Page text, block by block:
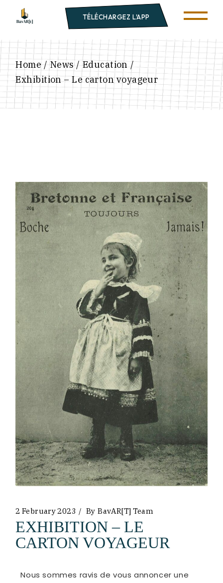
TÉLÉCHARGEZ L'APP
Home News
Education
Exhibition – Le carton voyageur
2 February 2023 By BavAR[t] Team
EXHIBITION – LE
CARTON VOYAGEUR
Nous sommes ravis de vous annoncer une